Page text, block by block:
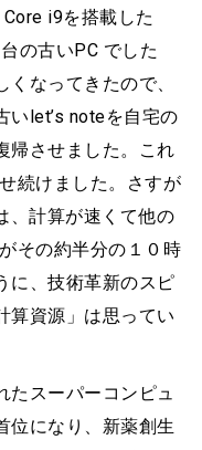
i9を搭載した
の古いPC でした
なってきたので、
いlet’s noteを自宅の
帰させました。これ
続けました。さすが
、計算が速くて他の
その約半分の１０時
に、技術革新のスピ
算資源」は思ってい
スーパーコンピュ
位になり、新薬創生